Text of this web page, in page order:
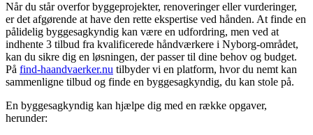
Når du står overfor byggeprojekter, renoveringer eller vurderinger,
er det afgørende at have den rette ekspertise ved hånden. At finde en
pålidelig byggesagkyndig kan være en udfordring, men ved at
indhente 3 tilbud fra kvalificerede håndværkere i Nyborg-området,
kan du sikre dig en løsningen, der passer til dine behov og budget.
På find-haandvaerker.nu tilbyder vi en platform, hvor du nemt kan
sammenligne tilbud og finde en byggesagkyndig, du kan stole på.
En byggesagkyndig kan hjælpe dig med en række opgaver,
herunder: